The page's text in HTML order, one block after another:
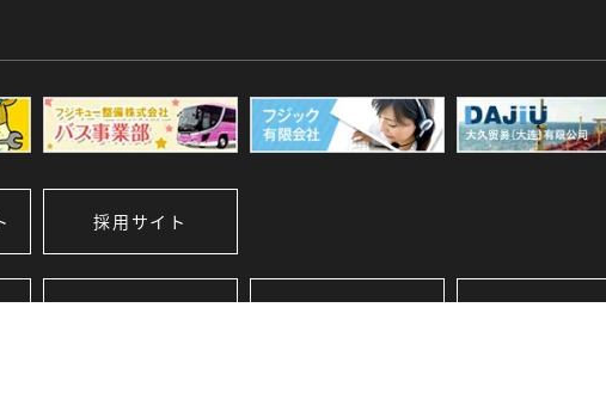
採用サイト
藤久運輸倉庫
フジキュー整備
フジキュー整